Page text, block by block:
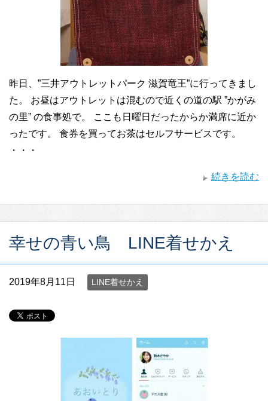
昨日、”三井アウトレットパーク 滋賀竜王”に行ってきまし
た。 お昼はアウトレットは混むので近くの道の駅 ”かがみ
の里” の食事処で。 ここも日曜日だったからか満席に近か
ったです。 食券を買ってお茶はセルフサービスです。
・・・
続きを読む
幸せの青い鳥 LINE着せかえ
2019年8月11日 LINE着せかえ